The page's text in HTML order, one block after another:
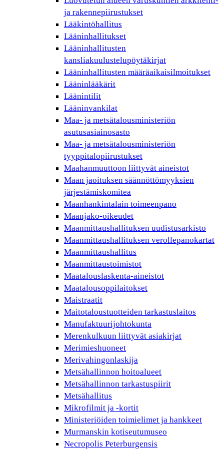
ja rakennepiirustukset
Lääkintöhallitus
Lääninhallitukset
Lääninhallitusten
kansliakuulustelupöytäkirjat
Lääninhallitusten määräaikaisilmoitukset
Lääninlääkärit
Läänintilit
Lääninvankilat
Maa- ja metsätalousministeriön
asutusasiainosasto
Maa- ja metsätalousministeriön
tyyppitalopiirustukset
Maahanmuuttoon liittyvät aineistot
Maan jaoituksen säännöttömyyksien
järjestämiskomitea
Maanhankintalain toimeenpano
Maanjako-oikeudet
Maanmittaushallituksen uudistusarkisto
Maanmittaushallituksen verollepanokartat
Maanmittaushallitus
Maanmittaustoimistot
Maatalouslaskenta-aineistot
Maatalousoppilaitokset
Maistraatit
Maitotaloustuotteiden tarkastuslaitos
Manufaktuurijohtokunta
Merenkulkuun liittyvät asiakirjat
Merimieshuoneet
Merivahingonlaskija
Metsähallinnon hoitoalueet
Metsähallinnon tarkastuspiirit
Metsähallitus
Mikrofilmit ja -kortit
Ministeriöiden toimielimet ja hankkeet
Murmanskin kotiseutumuseo
Necropolis Peterburgensis